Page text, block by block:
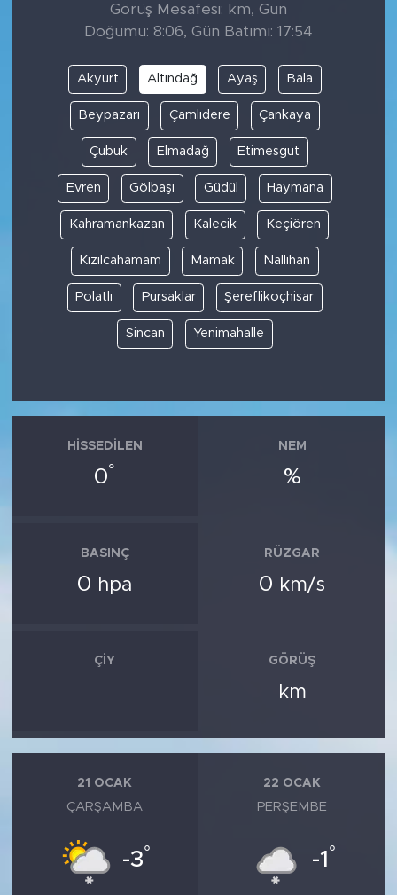
Görüş Mesafesi: km, Gün
Doğumu: 8:06, Gün Batımı: 17:54
Akyurt Altındağ Ayaş Bala
Beypazarı Çamlıdere Çankaya
Çubuk Elmadağ Etimesgut
Evren Gölbaşı Güdül Haymana
Kahramankazan Kalecik Keçiören
Kızılcahamam Mamak Nallıhan
Polatlı Pursaklar Şereflikoçhisar
Sincan Yenimahalle
HISSEDILEN
0°
NEM
%
BASINÇ
0 hpa
RÜZGAR
0 km/s
ÇIY GÖRÜŞ
km
21 OCAK
ÇARŞAMBA
-3°
22 OCAK
PERŞEMBE
-1 °